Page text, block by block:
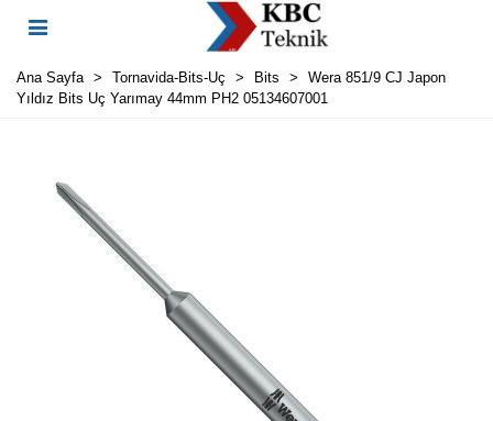
Ana Sayfa > Tornavida-Bits-Uç > Bits >
Wera 851/9 CJ Japon
Yıldız Bits Uç Yarımay 44mm PH2 05134607001